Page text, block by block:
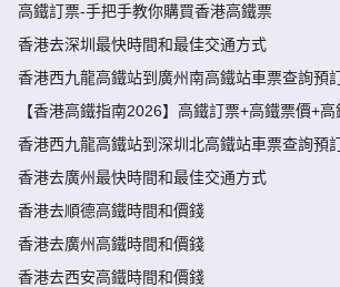
高鐵訂票-手把手教你購買香港高鐵票
香港去深圳最快時間和最佳交通方式
香港西九龍高鐵站到廣州南高鐵站車票查詢預
【香港高鐵指南2026】高鐵訂票+高鐵票價+高
香港西九龍高鐵站到深圳北高鐵站車票查詢預
香港去廣州最快時間和最佳交通方式
香港去順德高鐵時間和價錢
香港去廣州高鐵時間和價錢
香港去西安高鐵時間和價錢